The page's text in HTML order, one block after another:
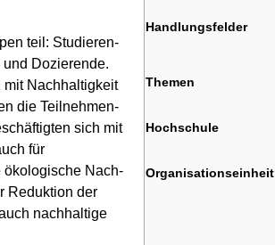
Handlungsfelder
Themen
Hochschule
Organisationseinheit
teil: Stu­die­ren­
Dozierende.
mit Nach­hal­tig­keit
die Teil­neh­men­
sich mit
für
öko­lo­gi­sche Nach­
Reduktion der
nach­hal­ti­ge